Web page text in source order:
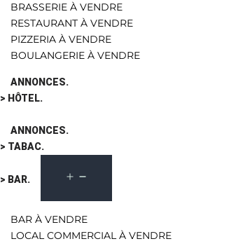
BRASSERIE À VENDRE
RESTAURANT À VENDRE
PIZZERIA À VENDRE
BOULANGERIE À VENDRE
ANNONCES.
> HÔTEL.
ANNONCES.
> TABAC.
> BAR.
BAR À VENDRE
LOCAL COMMERCIAL À VENDRE